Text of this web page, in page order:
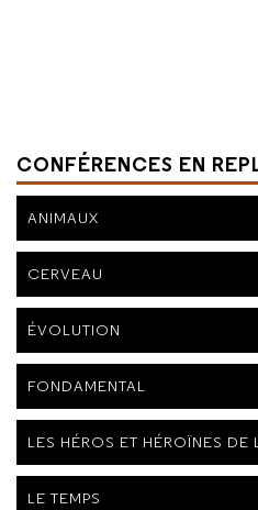
CONFÉRENCES EN
ANIMAUX
CERVEAU
ÉVOLUTION
FONDAMENTAL
LES HÉROS ET HÉROÏNES DE
LE TEMPS